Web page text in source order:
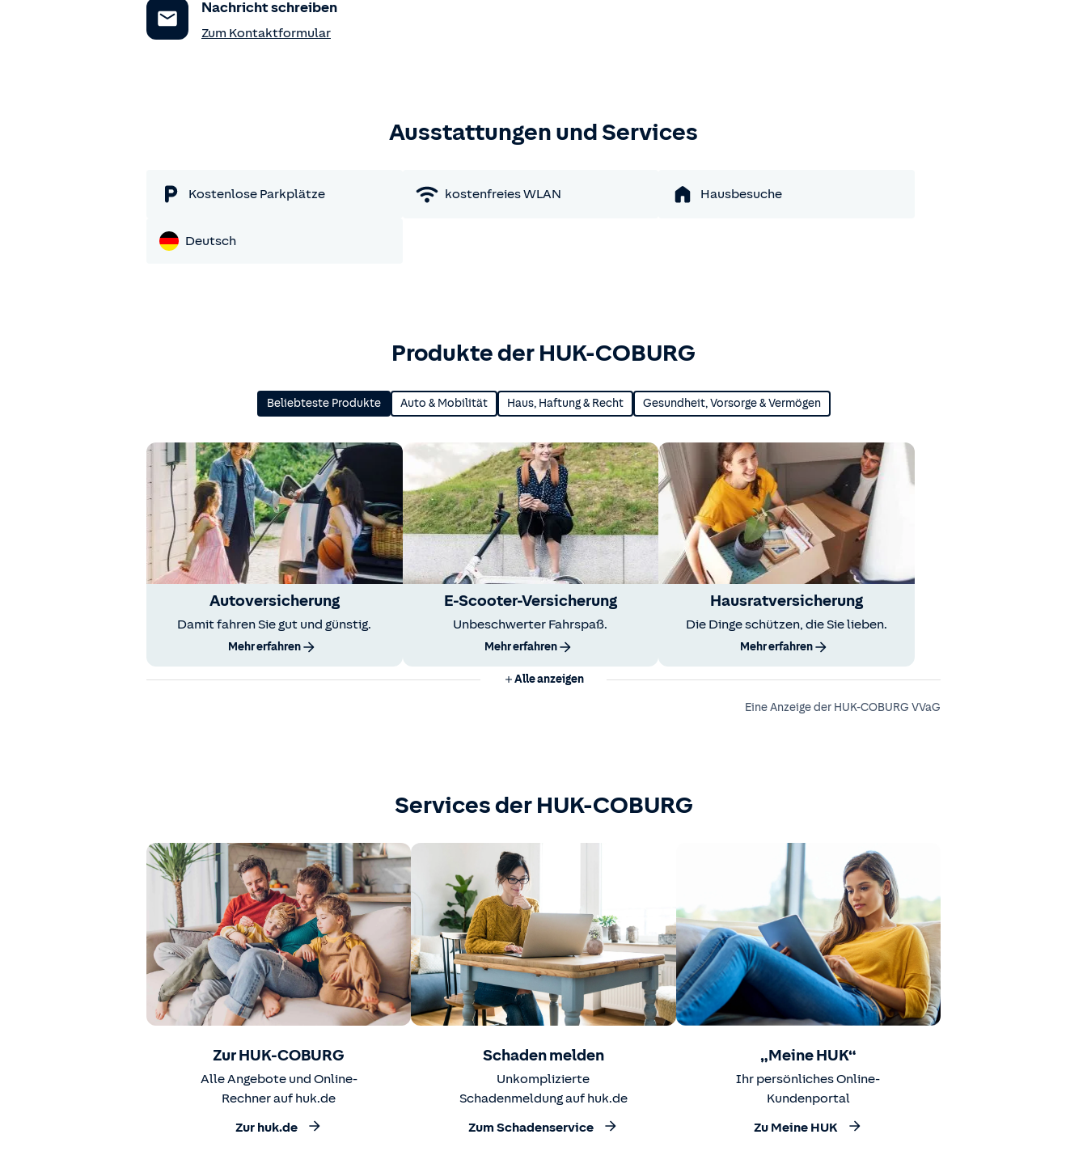
Nachricht schreiben
Zum Kontaktformular
Ausstattungen und Services
Kostenlose Parkplätze kostenfreies WLAN Hausbesuche
Deutsch
Produkte der HUK-COBURG
Beliebteste Produkte Auto & Mobilität Haus, Haftung & Recht Gesundheit, Vorsorge & Vermögen
Autoversicherung
Damit fahren Sie gut und günstig.
Mehr erfahren
E-Scooter-Versicherung
Unbeschwerter Fahrspaß.
Mehr erfahren
Hausratversicherung
Die Dinge schützen, die Sie lieben.
Mehr erfahren
Alle anzeigen
Eine Anzeige der HUK-COBURG VVaG
Services der HUK-COBURG
Zur HUK-COBURG
Alle Angebote und Online-
Rechner auf huk.de
Zur huk.de
Schaden melden
Unkomplizierte
Schadenmeldung auf huk.de
Zum Schadenservice
„Meine HUK“
Ihr persönliches Online-
Kundenportal
Zu Meine HUK